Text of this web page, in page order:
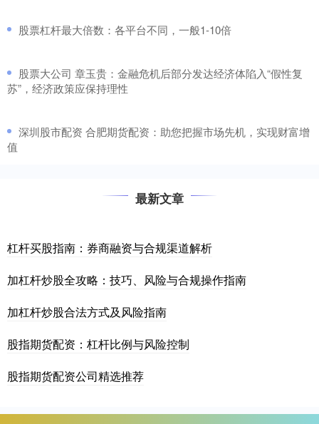
​股票杠杆最大倍数：各平台不同，一般1-10倍
​股票大公司 章玉贵：金融危机后部分发达经济体陷入“假性复
苏”，经济政策应保持理性
​深圳股市配资 合肥期货配资：助您把握市场先机，实现财富增
值
最新文章
杠杆买股指南：券商融资与合规渠道解析
加杠杆炒股全攻略：技巧、风险与合规操作指南
加杠杆炒股合法方式及风险指南
股指期货配资：杠杆比例与风险控制
股指期货配资公司精选推荐